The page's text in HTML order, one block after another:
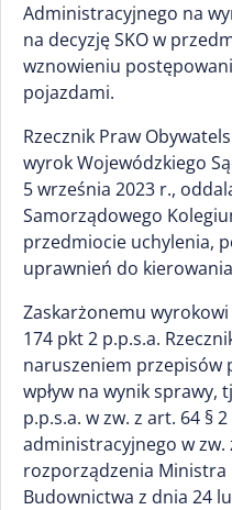
Administracyjnego na
na decyzję SKO w
wznowieniu
pojazdami.
Rzecznik Praw
wyrok Wojewódzkiego
5 września 2023 r.,
Samorządowego
przedmiocie uchylenia,
uprawnień do
Zaskarżonemu
174 pkt 2 p.p.s.a.
naruszeniem przepisów
wpływ na wynik sprawy,
p.p.s.a. w zw. z art. 64 §
administracyjnego w zw.
rozporządzenia
Budownictwa z dnia 24